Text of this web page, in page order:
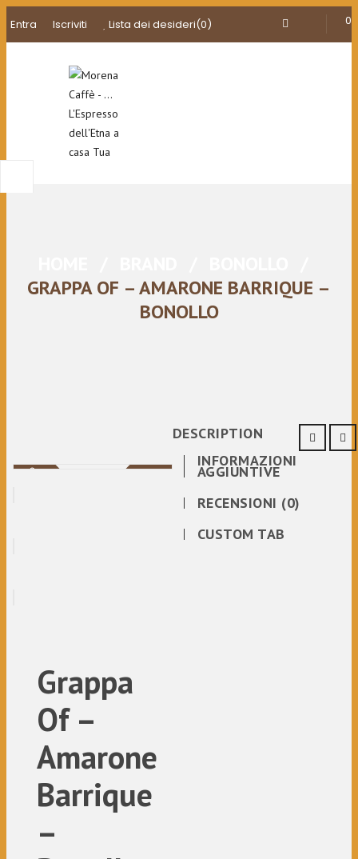
Entra Iscriviti Lista dei desideri(0) 0
GRAPPA OF – AMARONE BARRIQUE –
BONOLLO
Nuovo
Grappa
Of –
Amarone
Barrique
–
DESCRIPTION
INFORMAZIONI
AGGIUNTIVE
RECENSIONI (0)
CUSTOM TAB